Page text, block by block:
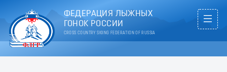
ФЕДЕРАЦИЯ ЛЫЖНЫХ
ГОНОК РОССИИ
CROSS COUNTRY SKIING FEDERATION OF RUSSIA